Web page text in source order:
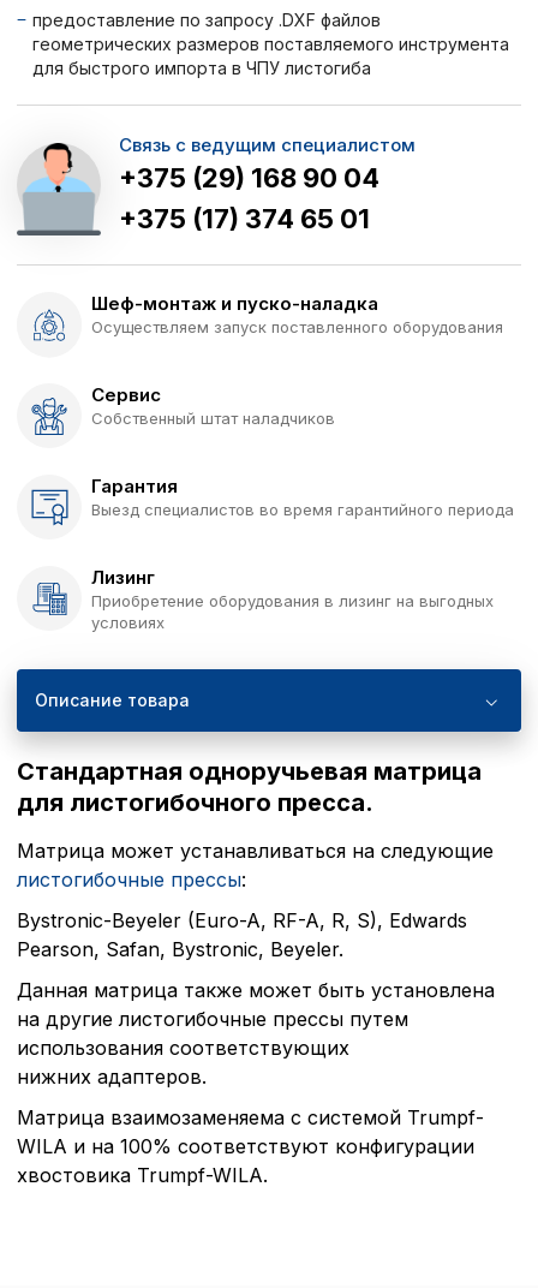
предоставление по запросу .DXF файлов
геометрических размеров поставляемого инструмента
для быстрого импорта в ЧПУ листогиба
Связь с ведущим специалистом
+375 (29) 168 90 04
+375 (17) 374 65 01
Шеф-монтаж и пуско-наладка
Осуществляем запуск поставленного оборудования
Сервис
Собственный штат наладчиков
Гарантия
Выезд специалистов во время гарантийного периода
Лизинг
Приобретение оборудования в лизинг на выгодных
условиях
Описание товара
Стандартная одноручьевая матрица
для листогибочного пресса.
Матрица может устанавливаться на следующие
листогибочные прессы:
Bystronic-Beyeler (Euro-A, RF-A, R, S), Edwards
Pearson, Safan, Bystronic, Beyeler.
Данная матрица также может быть установлена
на другие листогибочные прессы путем
использования соответствующих
нижних адаптеров.
Матрица взаимозаменяема с системой Trumpf-
WILA и на 100% соответствуют конфигурации
хвостовика Trumpf-WILA.
Политика в
Настройте параметры